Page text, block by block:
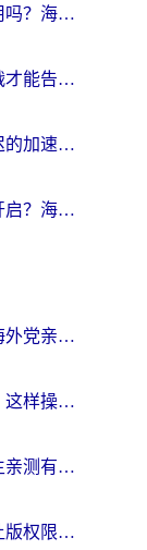
在国外玩塔瑞斯世界加速器有用吗？海外玩家亲测后的真实答案
身在海外，用什么加速器玩逆战才能告别延迟？
海外党必看：解决王者荣耀延迟的加速器终极指南——从EVE到猫和老鼠，一个工具全搞定
苹果手机无尽冬日加速器从哪开启？海外玩家的冬日生存指南
酷狗会员在国外可以听歌吗？海外党亲测有效：3步解决音乐权限难题
在国外无法听国内的歌？别慌，这样操作就能畅听QQ音乐（附亲测加速器推荐）
在国外如何看腾讯视频？留学生亲测有效的回国加速方案
在国外怎么听国内的音乐？别让版权限制断了你的华语歌单